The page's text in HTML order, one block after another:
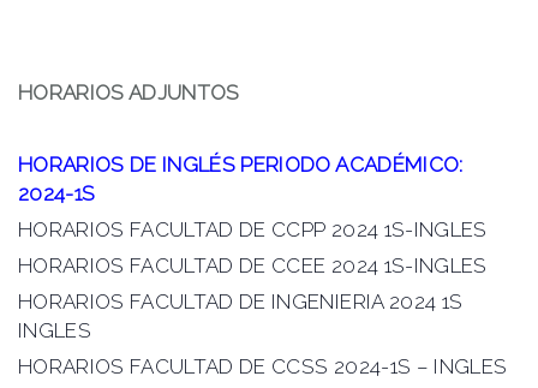
HORARIOS ADJUNTOS
HORARIOS DE INGLÉS PERIODO ACADÉMICO:
2024-1S
HORARIOS FACULTAD DE CCPP 2024 1S-INGLES
HORARIOS FACULTAD DE CCEE 2024 1S-INGLES
HORARIOS FACULTAD DE INGENIERIA 2024 1S
INGLES
HORARIOS FACULTAD DE CCSS 2024-1S – INGLES